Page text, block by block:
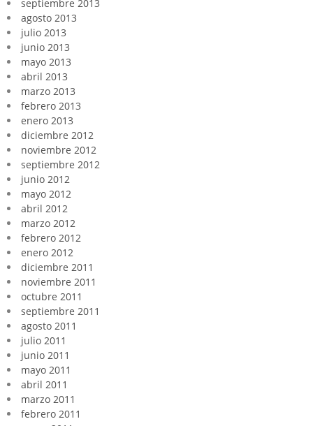
septiembre 2013
agosto 2013
julio 2013
junio 2013
mayo 2013
abril 2013
marzo 2013
febrero 2013
enero 2013
diciembre 2012
noviembre 2012
septiembre 2012
junio 2012
mayo 2012
abril 2012
marzo 2012
febrero 2012
enero 2012
diciembre 2011
noviembre 2011
octubre 2011
septiembre 2011
agosto 2011
julio 2011
junio 2011
mayo 2011
abril 2011
marzo 2011
febrero 2011